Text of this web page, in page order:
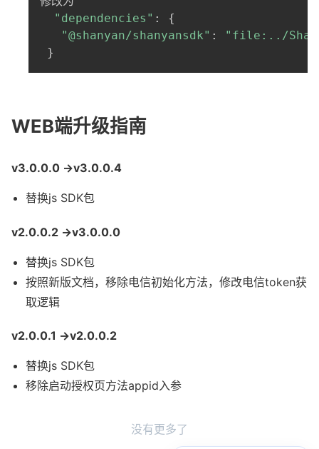
"dependencies" :
{
"@shanyan/shanyansdk" :
"file:../
}
WEB端升级指南
v3.0.0.0 ->v3.0.0.4
替换js SDK包
v2.0.0.2 ->v3.0.0.0
替换js SDK包
按照新版文档，移除电信初始化方法，修改电信token获
取逻辑
v2.0.0.1 ->v2.0.0.2
替换js SDK包
移除启动授权页方法appid入参
没有更多了